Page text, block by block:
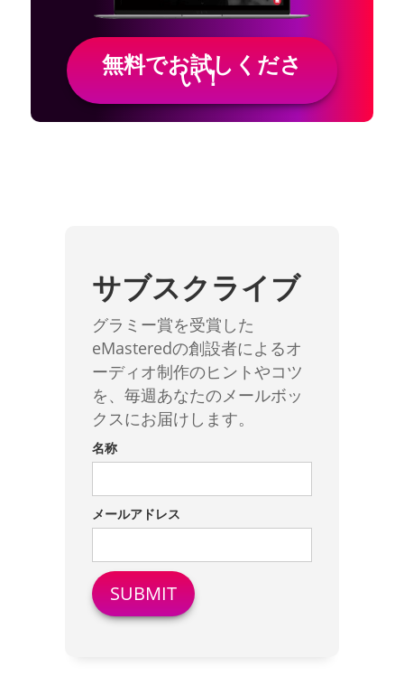
無料でお試しくださ
い！
サブスクライブ
グラミー賞を受賞した
eMasteredの創設者によるオ
ーディオ制作のヒントやコツ
を、毎週あなたのメールボッ
クスにお届けします。
名称
メールアドレス